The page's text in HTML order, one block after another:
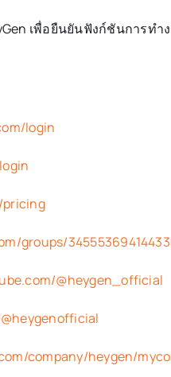
เพื่อยืนยันฟังก์ชันการท
login
pricing
groups/
@heygen_official
company/heygen/